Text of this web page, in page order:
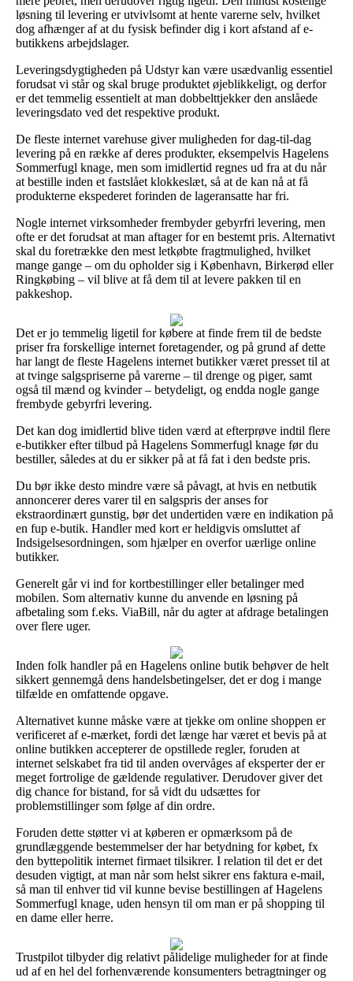
løsning til levering er utvivlsomt at hente varerne selv, hvilket
dog afhænger af at du fysisk befinder dig i kort afstand af e-
butikkens arbejdslager.
Leveringsdygtigheden på Udstyr kan være usædvanlig essentiel
forudsat vi står og skal bruge produktet øjeblikkeligt, og derfor
er det temmelig essentielt at man dobbelttjekker den anslåede
leveringsdato ved det respektive produkt.
De fleste internet varehuse giver muligheden for dag-til-dag
levering på en række af deres produkter, eksempelvis Hagelens
Sommerfugl knage, men som imidlertid regnes ud fra at du når
at bestille inden et fastslået klokkeslæt, så at de kan nå at få
produkterne ekspederet forinden de lageransatte har fri.
Nogle internet virksomheder frembyder gebyrfri levering, men
ofte er det forudsat at man aftager for en bestemt pris. Alternativt
skal du foretrække den mest letkøbte fragtmulighed, hvilket
mange gange – om du opholder sig i København, Birkerød eller
Ringkøbing – vil blive at få dem til at levere pakken til en
pakkeshop.
Det er jo temmelig ligetil for købere at finde frem til de bedste
priser fra forskellige internet foretagender, og på grund af dette
har langt de fleste Hagelens internet butikker været presset til at
at tvinge salgspriserne på varerne – til drenge og piger, samt
også til mænd og kvinder – betydeligt, og endda nogle gange
frembyde gebyrfri levering.
Det kan dog imidlertid blive tiden værd at efterprøve indtil flere
e-butikker efter tilbud på Hagelens Sommerfugl knage før du
bestiller, således at du er sikker på at få fat i den bedste pris.
Du bør ikke desto mindre være så påvagt, at hvis en netbutik
annoncerer deres varer til en salgspris der anses for
ekstraordinært gunstig, bør det undertiden være en indikation på
en fup e-butik. Handler med kort er heldigvis omsluttet af
Indsigelsesordningen, som hjælper en overfor uærlige online
butikker.
Generelt går vi ind for kortbestillinger eller betalinger med
mobilen. Som alternativ kunne du anvende en løsning på
afbetaling som f.eks. ViaBill, når du agter at afdrage betalingen
over flere uger.
Inden folk handler på en Hagelens online butik behøver de helt
sikkert gennemgå dens handelsbetingelser, det er dog i mange
tilfælde en omfattende opgave.
Alternativet kunne måske være at tjekke om online shoppen er
verificeret af e-mærket, fordi det længe har været et bevis på at
online butikken accepterer de opstillede regler, foruden at
internet selskabet fra tid til anden overvåges af eksperter der er
meget fortrolige de gældende regulativer. Derudover giver det
dig chance for bistand, for så vidt du udsættes for
problemstillinger som følge af din ordre.
Foruden dette støtter vi at køberen er opmærksom på de
grundlæggende bestemmelser der har betydning for købet, fx
den byttepolitik internet firmaet tilsikrer. I relation til det er det
desuden vigtigt, at man når som helst sikrer ens faktura e-mail,
så man til enhver tid vil kunne bevise bestillingen af Hagelens
Sommerfugl knage, uden hensyn til om man er på shopping til
en dame eller herre.
Trustpilot tilbyder dig relativt pålidelige muligheder for at finde
ud af en hel del forhenværende konsumenters betragtninger og